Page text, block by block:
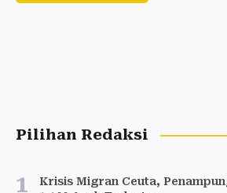
Pilihan Redaksi
1
Krisis Migran Ceuta,